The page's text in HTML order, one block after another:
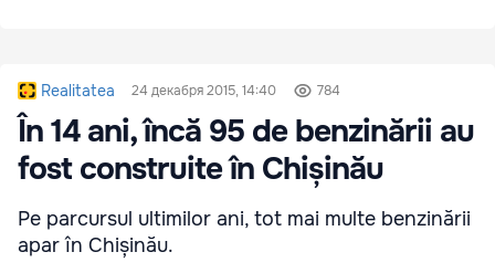
Realitatea 24 декабря 2015, 14:40 784
În 14 ani, încă 95 de benzinării au
fost construite în Chișinău
Pe parcursul ultimilor ani, tot mai multe benzinării
apar în Chișinău.